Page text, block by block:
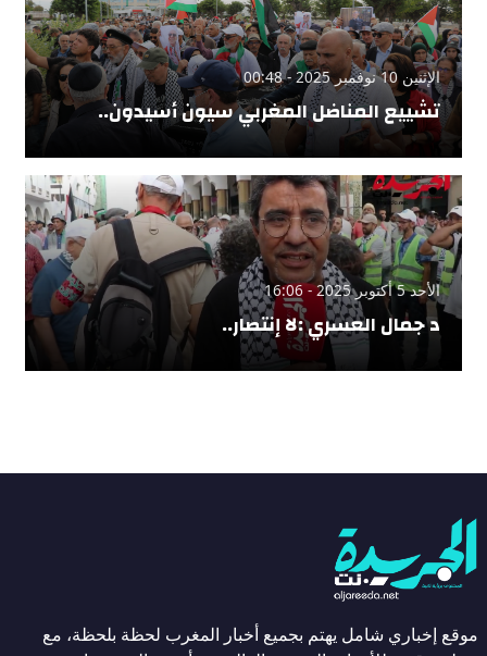
الإثنين 10 نوفمبر 2025 - 00:48
تشييع المناضل المغربي سيون أسيدون..
الأحد 5 أكتوبر 2025 - 16:06
د جمال العسري :لا إنتصار..
موقع إخباري شامل يهتم بجميع أخبار المغرب لحظة بلحظة، مع